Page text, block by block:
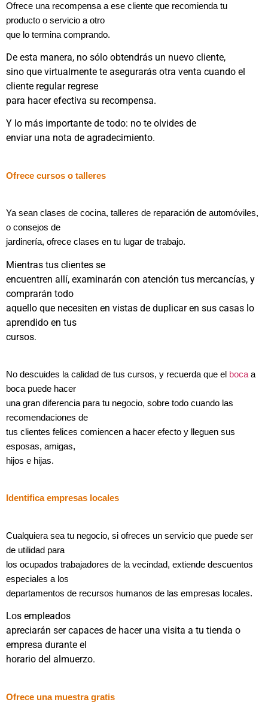
Ofrece una recompensa a ese cliente que recomienda tu
producto o servicio a otro
que lo termina comprando.
De esta manera, no sólo obtendrás un nuevo cliente,
sino que virtualmente te asegurarás otra venta cuando el
cliente regular regrese
para hacer efectiva su recompensa.
Y lo más importante de todo: no te olvides de
enviar una nota de agradecimiento.
Ofrece cursos o talleres
Ya sean clases de cocina, talleres de reparación de automóviles,
o consejos de
jardinería, ofrece clases en tu lugar de trabajo.
Mientras tus clientes se
encuentren allí, examinarán con atención tus mercancías, y
comprarán todo
aquello que necesiten en vistas de duplicar en sus casas lo
aprendido en tus
cursos.
No descuides la calidad de tus cursos, y recuerda que el boca a
boca puede hacer
una gran diferencia para tu negocio, sobre todo cuando las
recomendaciones de
tus clientes felices comiencen a hacer efecto y lleguen sus
esposas, amigas,
hijos e hijas.
Identifica empresas locales
Cualquiera sea tu negocio, si ofreces un servicio que puede ser
de utilidad para
los ocupados trabajadores de la vecindad, extiende descuentos
especiales a los
departamentos de recursos humanos de las empresas locales.
Los empleados
apreciarán ser capaces de hacer una visita a tu tienda o
empresa durante el
horario del almuerzo.
Ofrece una muestra gratis